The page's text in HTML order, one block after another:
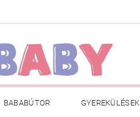
BABABÚTOR GYEREKÜLÉSEK